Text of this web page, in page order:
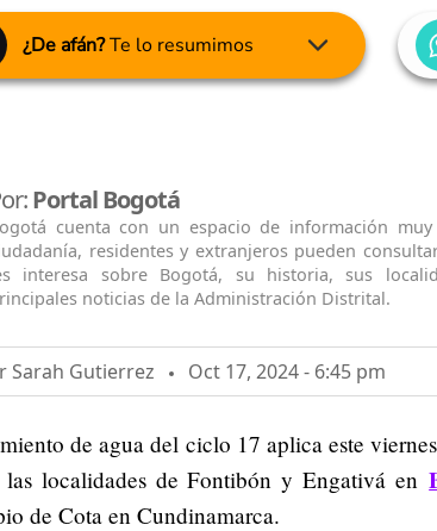
¿De afán?Te lo resumimos
Portal Bogotá
cuenta con un espacio de información
residentes y extranjeros pueden
interesa sobre Bogotá, su historia, sus
noticias de la Administración Distrital.
Sarah Gutierrez Oct 17, 2024 - 6:45 pm
de agua del ciclo 17 aplica este
localidades de Fontibón y Engativá en
de Cota en Cundinamarca.